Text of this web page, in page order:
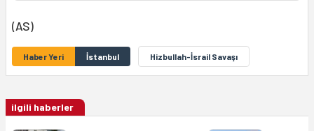
(AS)
Haber Yeri İstanbul Hizbullah-İsrail Savaşı
ilgili haberler